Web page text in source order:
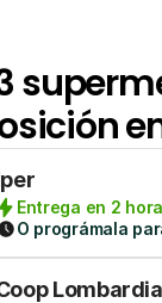
Entrega en 2
O prográmala
Lombardia